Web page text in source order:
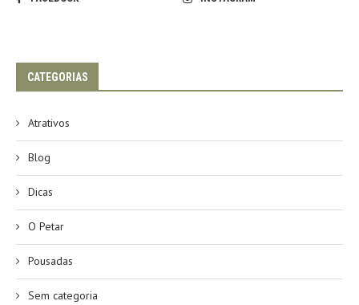
CATEGORIAS
Atrativos
Blog
Dicas
O Petar
Pousadas
Sem categoria